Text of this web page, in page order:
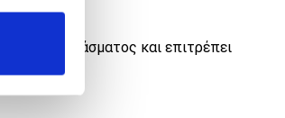
του υφάσματος και επιτρέπει